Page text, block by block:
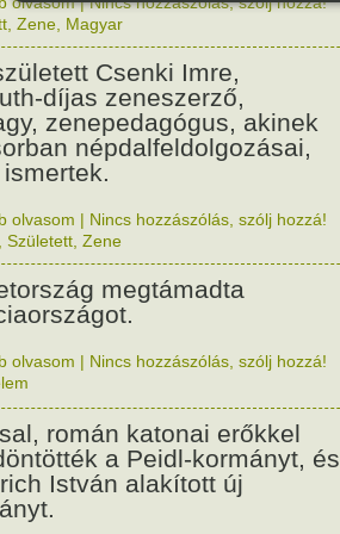
Zene Magyar
Csenki Imre,
díjas zeneszerző,
zenepedagógus, akinek
népdalfeldolgozásai,
olvasom | Nincs hozzászólás, szólj hozzá!
Született Zene
megtámadta
olvasom | Nincs hozzászólás, szólj hozzá!
román katonai erőkkel
a Peidl-kormányt, és
István alakított új